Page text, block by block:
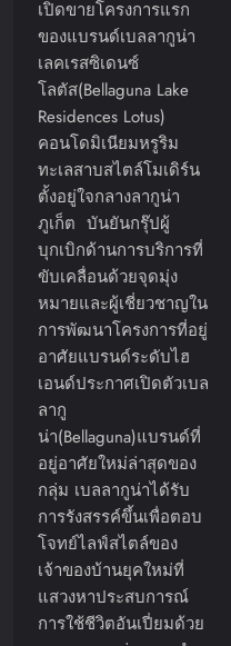
เปิดขายโครงการแรก
ของแบรนด์เบลลากูน่า
เลคเรสซิเดนซ์
โลตัส(Bellaguna Lake
Residences Lotus)
คอนโดมิเนียมหรูริม
ทะเลสาบสไตล์โมเดิร์น
ตั้งอยู่ใจกลางลากูน่า
ภูเก็ต บันยันกรุ๊ปผู้
บุกเบิกด้านการบริการที่
ขับเคลื่อนด้วยจุดมุ่ง
หมายและผู้เชี่ยวชาญใน
การพัฒนาโครงการที่อยู่
อาศัยแบรนด์ระดับไฮ
เอนด์ประกาศเปิดตัวเบล
ลากู
น่า(Bellaguna)แบรนด์ที่
อยู่อาศัยใหม่ล่าสุดของ
กลุ่ม เบลลากูน่าได้รับ
การรังสรรค์ขึ้นเพื่อตอบ
โจทย์ไลฟ์สไตล์ของ
เจ้าของบ้านยุคใหม่ที่
แสวงหาประสบการณ์
การใช้ชีวิตอันเปี่ยมด้วย